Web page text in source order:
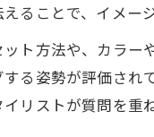
ることで、イメー
ト方法や、カラ
る姿勢が評価さ
リストが質問を重